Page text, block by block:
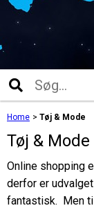
Home > Tøj & Mode
Tøj & Mode
Online shopping
derfor er
fantastisk. Men